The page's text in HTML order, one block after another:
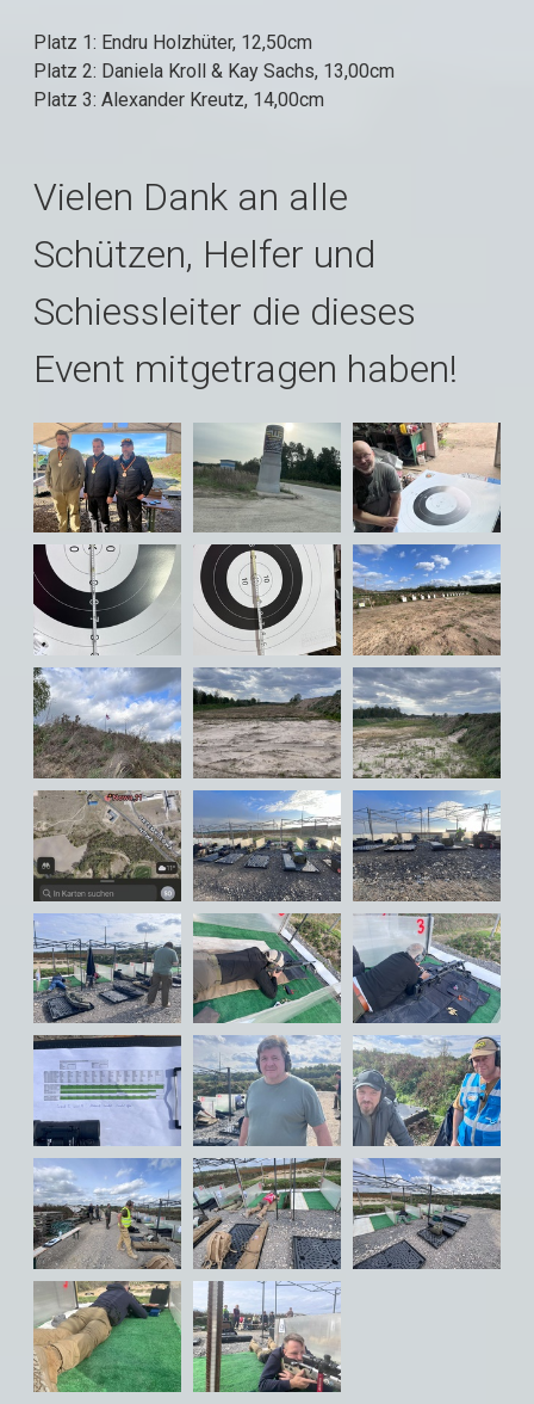
Platz 1: Endru Holzhüter, 12,50cm
Platz 2: Daniela Kroll & Kay Sachs, 13,00cm
Platz 3: Alexander Kreutz, 14,00cm
Vielen Dank an alle
Schützen, Helfer und
Schiessleiter die dieses
Event mitgetragen haben!